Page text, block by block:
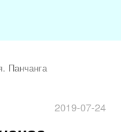
Панчанга
2019-07-24